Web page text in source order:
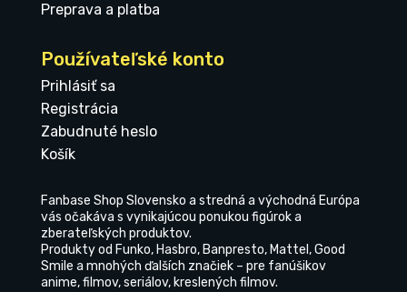
Preprava a platba
Používateľské konto
Prihlásiť sa
Registrácia
Zabudnuté heslo
Košík
Fanbase Shop Slovensko a stredná a východná Európa
vás očakáva s vynikajúcou ponukou figúrok a
zberateľských produktov.
Produkty od Funko, Hasbro, Banpresto, Mattel, Good
Smile a mnohých ďalších značiek – pre fanúšikov
anime, filmov, seriálov, kreslených filmov.